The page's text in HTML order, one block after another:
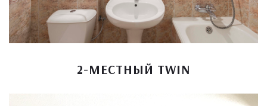
2-МЕСТНЫЙ TWIN